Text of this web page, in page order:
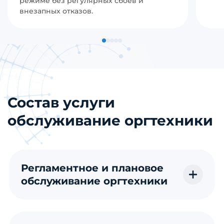
внезапных отказов.
Состав услуги
обслуживание оргтехники
Регламентное и плановое
обслуживание оргтехники